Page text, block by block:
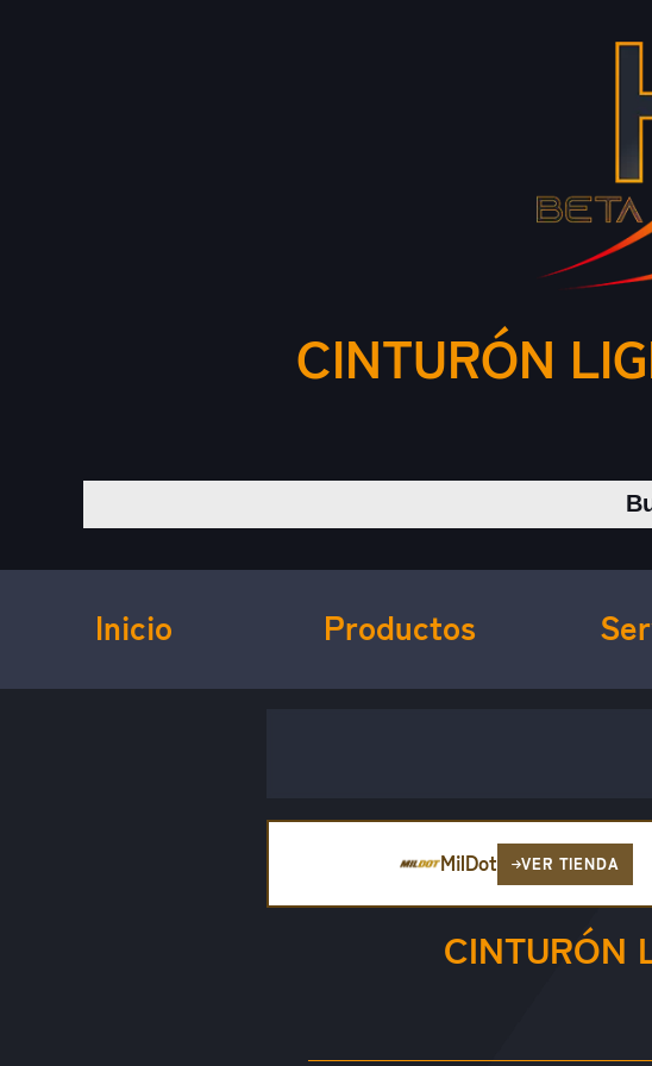
CINTURÓN
Inicio Productos
MilDot VER TIENDA
CINTURÓN